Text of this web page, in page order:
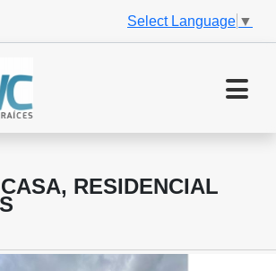
Select Language ▼
RESIDENCIAL